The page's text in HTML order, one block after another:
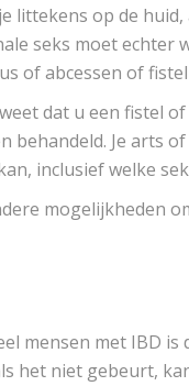
littekens op de
seks moet echter
of abcessen of
dat u een fistel
behandeld. Je arts
inclusief welke
mogelijkheden
mensen met IBD is
het niet gebeurt,